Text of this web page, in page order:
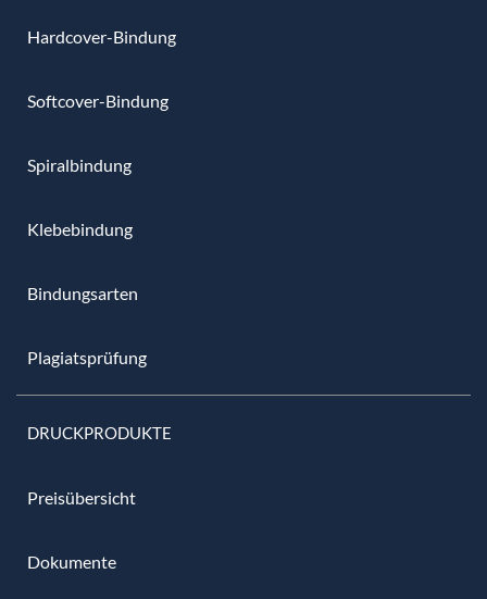
Hardcover-Bindung
Softcover-Bindung
Spiralbindung
Klebebindung
Bindungsarten
Plagiatsprüfung
DRUCKPRODUKTE
Preisübersicht
Dokumente